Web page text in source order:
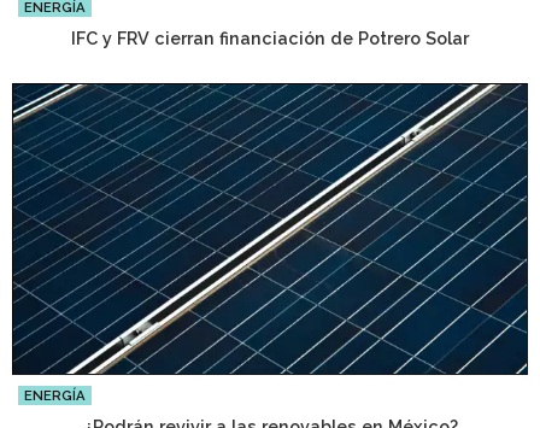
ENERGÍA
IFC y FRV cierran financiación de Potrero Solar
ENERGÍA